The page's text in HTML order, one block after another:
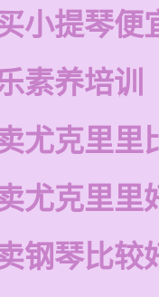
小提琴便
素养培训
尤克里里
尤克里里
钢琴比较